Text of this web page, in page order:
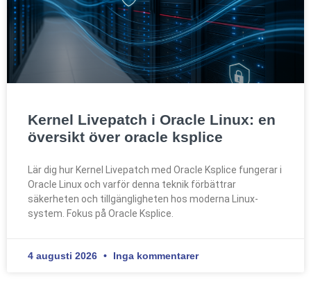
Kernel Livepatch i Oracle Linux: en
översikt över oracle ksplice
Lär dig hur Kernel Livepatch med Oracle Ksplice fungerar i
Oracle Linux och varför denna teknik förbättrar
säkerheten och tillgängligheten hos moderna Linux-
system. Fokus på Oracle Ksplice.
4 augusti 2026 Inga kommentarer